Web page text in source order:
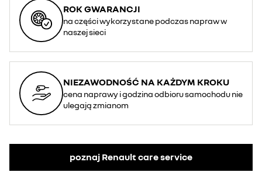
ROK GWARANCJI
na części wykorzystane podczas napraw w
naszej sieci
NIEZAWODNOŚĆ NA KAŻDYM KROKU
cena naprawy i godzina odbioru samochodu nie
ulegają zmianom
poznaj Renault care service